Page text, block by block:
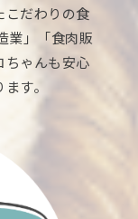
こだわりの食
業」「食肉販
ちゃんも安心
す。